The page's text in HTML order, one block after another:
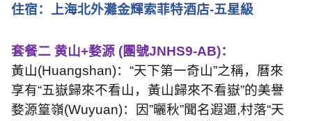
住宿：上海北外灘金輝索菲特酒店-五星級
套餐二 黄山+婺源 (團號JNHS9-AB)：
黃山(Huangshan)： “天下第一奇山”之稱，曆來
享有“五嶽歸來不看山，黃山歸來不看嶽”的美譽
婺源篁嶺(Wuyuan)：因”曬秋”聞名遐邇,村落“天